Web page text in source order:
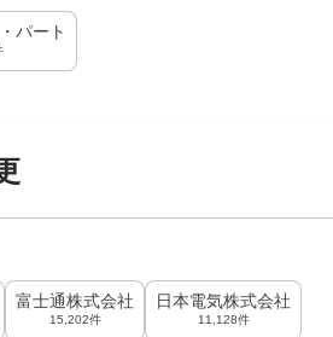
パート
富士通株式会社
15,202件
日本電気株式会社
11,128件